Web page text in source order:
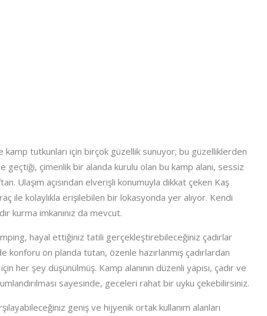
kamp tutkunları için birçok güzellik sunuyor; bu güzelliklerden
geçtiği, çimenlik bir alanda kurulu olan bu kamp alanı, sessiz
Ulaşım açısından elverişli konumuyla dikkat çeken Kaş
ile kolaylıkla erişilebilen bir lokasyonda yer alıyor. Kendi
kurma imkanınız da mevcut.
hayal ettiğiniz tatili gerçekleştirebileceğiniz çadırlar
konforu ön planda tutan, özenle hazırlanmış çadırlardan
her şey düşünülmüş. Kamp alanının düzenli yapısı, çadır ve
sayesinde, geceleri rahat bir uyku çekebilirsiniz.
geniş ve hijyenik ortak kullanım alanları